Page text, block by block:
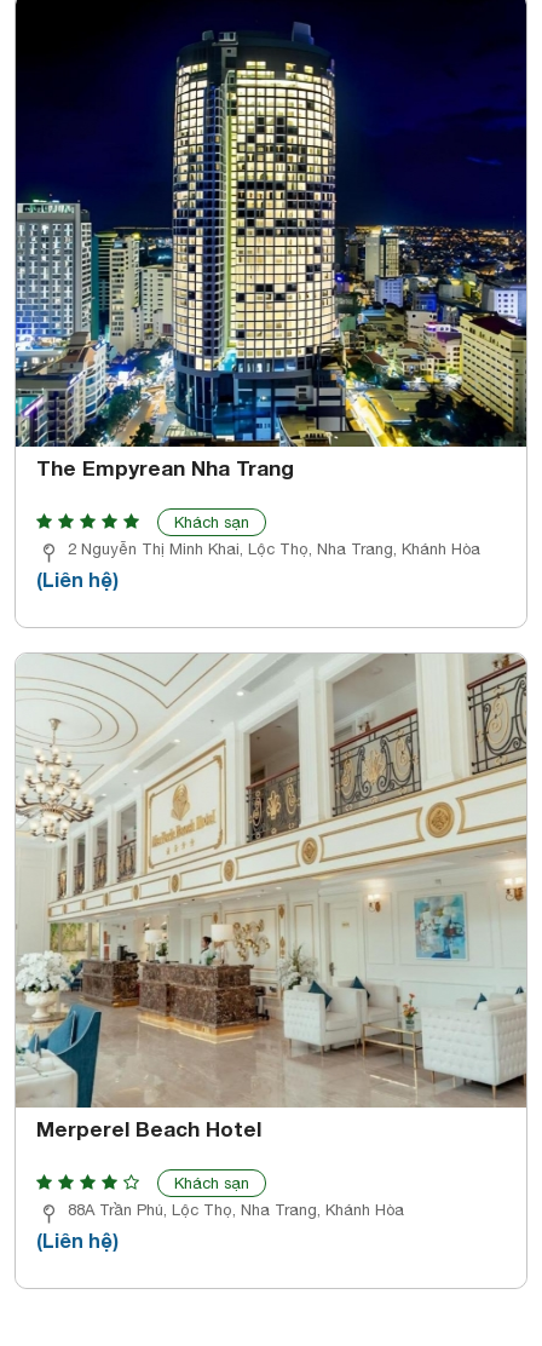
The Empyrean Nha Trang
Khách sạn
2 Nguyễn Thị Minh Khai, Lộc Thọ, Nha Trang, Khánh Hòa
(Liên hệ)
Merperel Beach Hotel
Khách sạn
88A Trần Phú, Lộc Thọ, Nha Trang, Khánh Hòa
(Liên hệ)